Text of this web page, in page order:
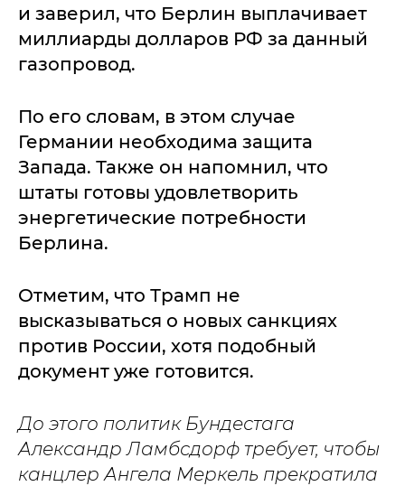
и заверил, что Берлин выплачивает
миллиарды долларов РФ за данный
газопровод.
По его словам, в этом случае
Германии необходима защита
Запада. Также он напомнил, что
штаты готовы удовлетворить
энергетические потребности
Берлина.
Отметим, что Трамп не
высказываться о новых санкциях
против России, хотя подобный
документ уже готовится.
До этого политик Бундестага
Александр Ламбсдорф требует, чтобы
канцлер Ангела Меркель прекратила